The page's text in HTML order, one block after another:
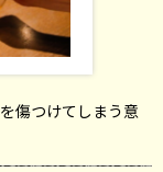
傷つけてしまう意